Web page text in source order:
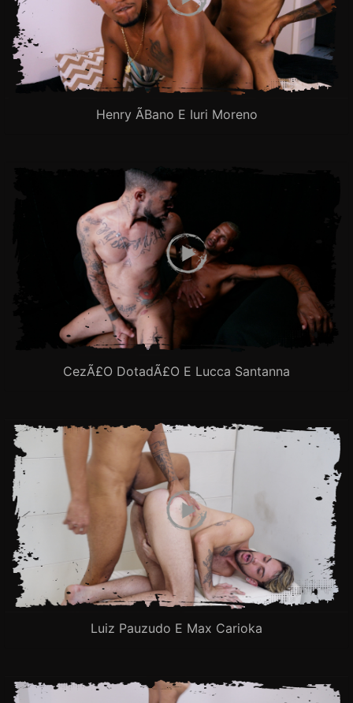
Henry Ãbano E Iuri Moreno
CezÃ£o DotadÃ£o E Lucca Santanna
Luiz Pauzudo E Max Carioka